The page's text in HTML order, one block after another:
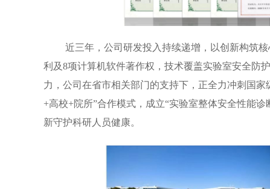
近三年，公司研发投入持续递增，以创新构筑
利及8项计算机软件著作权，技术覆盖实验室安全防
力，公司在省市相关部门的支持下，正全力冲刺国
+高校+院所”合作模式，成立“实验室整体安全性能
新守护科研人员健康。